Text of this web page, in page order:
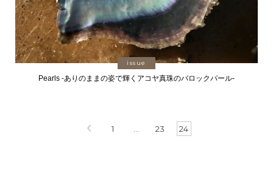
issue
Pearls -ありのままの姿で輝くアコヤ真珠のバロックパール-
1 23 24